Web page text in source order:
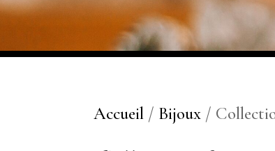
Accueil / Bijoux /